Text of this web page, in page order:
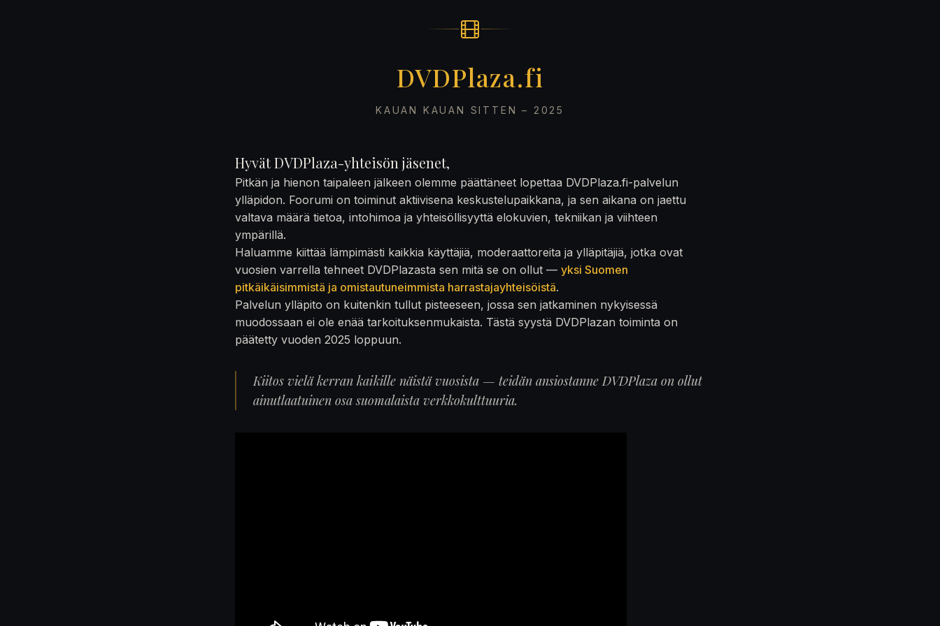
DVDPlaza.fi
KAUAN KAUAN SITTEN – 2025
Hyvät DVDPlaza-yhteisön jäsenet,
Pitkän ja hienon taipaleen jälkeen olemme päättäneet lopettaa DVDPlaza.fi-palvelun
ylläpidon. Foorumi on toiminut aktiivisena keskustelupaikkana, ja sen aikana on jaettu
valtava määrä tietoa, intohimoa ja yhteisöllisyyttä elokuvien, tekniikan ja viihteen
ympärillä.
Haluamme kiittää lämpimästi kaikkia käyttäjiä, moderaattoreita ja ylläpitäjiä, jotka ovat
vuosien varrella tehneet DVDPlazasta sen mitä se on ollut — yksi Suomen
pitkäikäisimmistä ja omistautuneimmista harrastajayhteisöistä.
Palvelun ylläpito on kuitenkin tullut pisteeseen, jossa sen jatkaminen nykyisessä
muodossaan ei ole enää tarkoituksenmukaista. Tästä syystä DVDPlazan toiminta on
päätetty vuoden 2025 loppuun.
Kiitos vielä kerran kaikille näistä vuosista — teidän ansiostanne DVDPlaza on ollut
ainutlaatuinen osa suomalaista verkkokulttuuria.